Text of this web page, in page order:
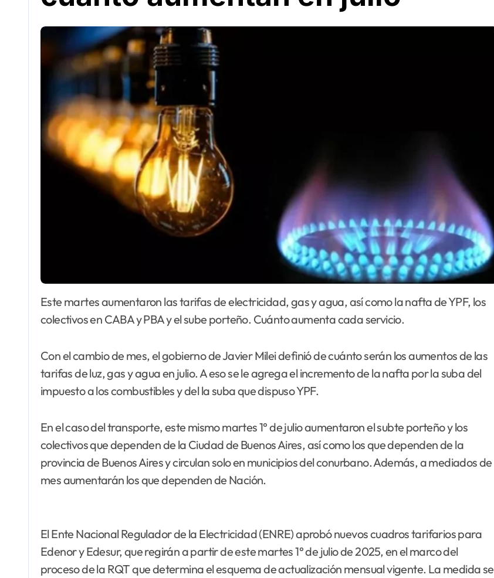
Este martes aumentaron las tarifas de electricidad, gas y agua, así como la nafta de YPF, los
colectivos en CABA y PBA y el sube porteño. Cuánto aumenta cada servicio.
Con el cambio de mes, el gobierno de Javier Milei definió de cuánto serán los aumentos de las
tarifas de luz, gas y agua en julio. A eso se le agrega el incremento de la nafta por la suba del
impuesto a los combustibles y del la suba que dispuso YPF.
En el caso del transporte, este mismo martes 1° de julio aumentaron el subte porteño y los
colectivos que dependen de la Ciudad de Buenos Aires, así como los que dependen de la
provincia de Buenos Aires y circulan solo en municipios del conurbano. Además, a mediados de
mes aumentarán los que dependen de Nación.
El Ente Nacional Regulador de la Electricidad (ENRE) aprobó nuevos cuadros tarifarios para
Edenor y Edesur, que regirán a partir de este martes 1° de julio de 2025, en el marco del
proceso de la RQT que determina el esquema de actualización mensual vigente. La medida se